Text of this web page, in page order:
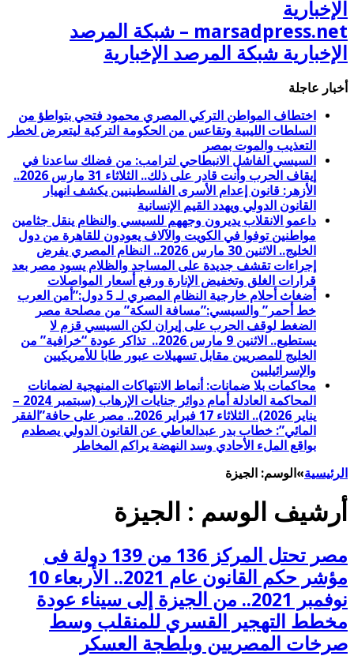
marsadpress.net – شبكة المرصد
الإخبارية شبكة المرصد الإخبارية
أخبار عاجلة
اختطاف المواطن التركي المصري محمود فتحي بتواطؤ من
السلطات الليبية وتقاعس من الحكومة التركية ليتعرض لخطر
التعذيب والموت بمصر
السيسي الفاشل الانبطاحي لترامب: من فضلك ساعدنا في
إيقاف الحرب وأنت قادر على ذلك.. الثلاثاء 31 مارس 2026..
الأزهر: قانون إعدام الأسرى الفلسطينيين يكشف انهيار
القانون الدولي ويهدد القيم الإنسانية
داعمو الانقلاب يديرون وجههم للسيسي والنظام ينقل جثامين
مواطنين توفوا في الكويت والآلاف يعودون للقاهرة من دول
الخليج.. الاثنين 30 مارس 2026.. النظام المصري يفرض
إجراءات تقشف جديدة على المساجد والظلام يسود مصر بعد
قرارات الغلق وتخفيض الإنارة ورفع أسعار المواصلات
أضغاث أحلام خارجية النظام المصري لـ 5 دول:”أمن العرب
خط أحمر” والسيسي:”مسافة السكة” من مصلحة مصر
الضغط لوقف الحرب على إيران لكن السيسي قزم لا
يستطيع.. الاثنين 9 مارس 2026.. تذاكر عودة “خرافية” من
الخليج للمصريين مقابل تسهيلات عبور طابا للأمريكيين
والإسرائيليين
محاكمات بلا ضمانات: أنماط الانتهاكات المنهجية لضمانات
المحاكمة العادلة أمام دوائر جنايات الإرهاب (سبتمبر 2024 –
يناير 2026).. الثلاثاء 17 فبراير 2026.. مصر على حافة”الفقر
المائي”: خطاب بدر عبدالعاطي عن القانون الدولي يصطدم
بواقع الملء الأحادي وسد النهضة يراكم المخاطر
الرئيسية»الوسم: الجيزة
أرشيف الوسم : الجيزة
مصر تحتل المركز 136 من 139 دولة فى
مؤشر حكم القانون عام 2021.. الأربعاء 10
نوفمبر 2021.. من الجيزة إلى سيناء عودة
مخطط التهجير القسري للمنقلب وسط
صرخات المصريين وبلطجة العسكر